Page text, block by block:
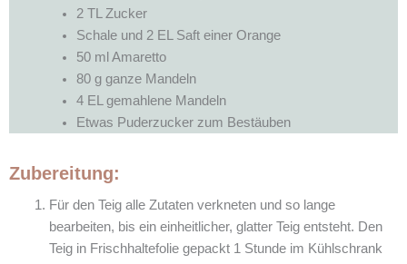
2 TL Zucker
Schale und 2 EL Saft einer Orange
50 ml Amaretto
80 g ganze Mandeln
4 EL gemahlene Mandeln
Etwas Puderzucker zum Bestäuben
Zubereitung:
Für den Teig alle Zutaten verkneten und so lange
bearbeiten, bis ein einheitlicher, glatter Teig entsteht. Den
Teig in Frischhaltefolie gepackt 1 Stunde im Kühlschrank